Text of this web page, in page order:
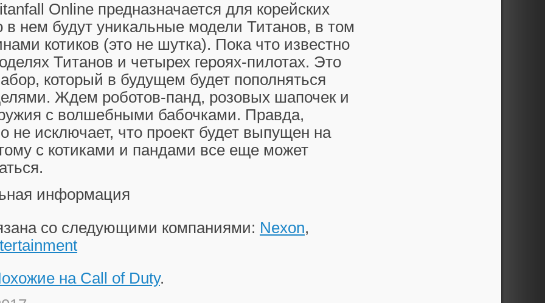
Online предназначается для корейских
в нем будут уникальные модели Титанов, в том
котиков (это не шутка). Пока что известно
Титанов и четырех героях-пилотах. Это
который в будущем будет пополняться
Ждем роботов-панд, розовых шапочек и
с волшебными бабочками. Правда,
не исключает, что проект будет выпущен на
с котиками и пандами все еще может
информация
со следующими компаниями: Nexon,
на Call of Duty.